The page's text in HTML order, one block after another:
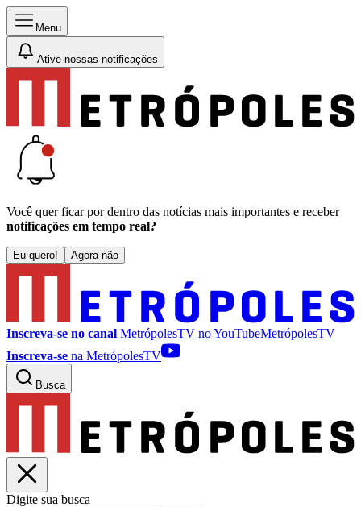
Menu
Ative nossas notificações
Você quer ficar por dentro das notícias mais importantes e receber
notificações em tempo real?
Eu quero! Agora não
Inscreva-se no canal MetrópolesTV noYouTubeMetrópolesTV
Inscreva-se na MetrópolesTV
Busca
Digite sua busca